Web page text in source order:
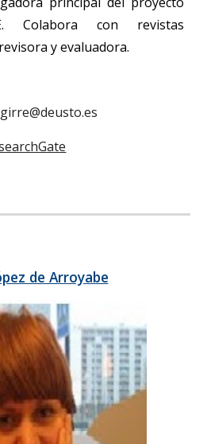
Colabora con revistas
y evaluadora.
de Arroyabe